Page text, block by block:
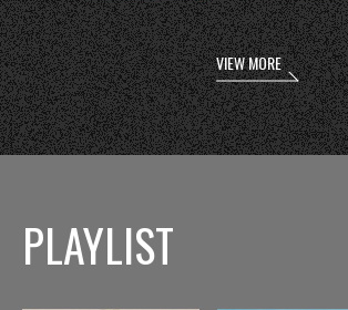
VIEW MORE
PLAYLIST